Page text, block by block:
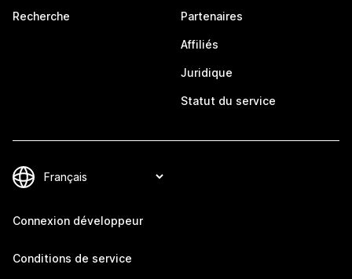
Recherche Partenaires
Affiliés
Juridique
Statut du service
Connexion développeur
Conditions de service